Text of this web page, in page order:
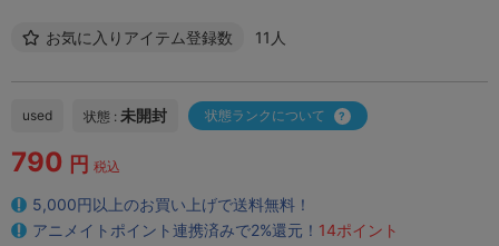
お気に入りアイテム登録数 11人
used 状態 : 未開封 状態ランクについて
790 円 税込
5,000円以上のお買い上げで送料無料！
アニメイトポイント連携済みで2%還元！ 14ポイント